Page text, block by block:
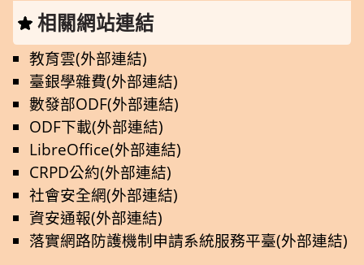
相關網站連結
教育雲(外部連結)
臺銀學雜費(外部連結)
數發部ODF(外部連結)
ODF下載(外部連結)
LibreOffice(外部連結)
CRPD公約(外部連結)
社會安全網(外部連結)
資安通報(外部連結)
落實網路防護機制申請系統服務平臺(外部連結)